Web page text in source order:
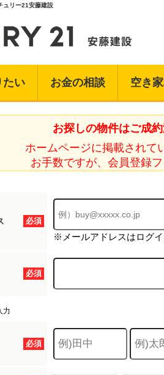
ュリー21安藤建設
たい お金の相談 空き
お探しの物件はご成
ホームページに掲載されて
お手数ですが、会員登録
必須
※メールアドレスはログイ
必須
力
必須